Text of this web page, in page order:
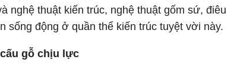
nghệ thuật kiến trúc, nghệ thuật gốm sứ, điêu
sống động ở quần thể kiến trúc tuyệt vời này.
gỗ chịu lực